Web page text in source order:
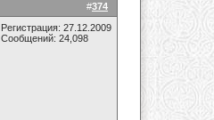
#374
Регистрация: 27.12.2009
Сообщений: 24,098